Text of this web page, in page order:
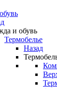
и обувь
Термобелье
Назад